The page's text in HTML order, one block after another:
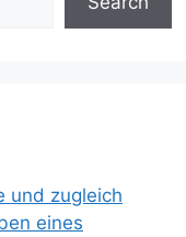
und zugleich
eines